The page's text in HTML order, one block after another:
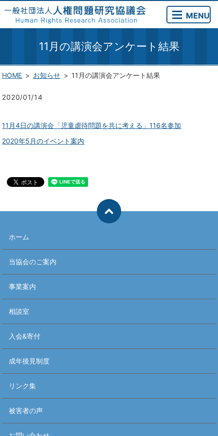
MENU
11月の講演会アンケート結果
HOME お知らせ 11月の講演会アンケート結果
2020/01/14
11月4日の講演会「児童虐待問題を共に考える」116名参加
2020年5月のイベント案内
ホーム
当協会のご案内
事業案内
相談室
入会&寄付
成年後見制度
リンク集
被害者の声